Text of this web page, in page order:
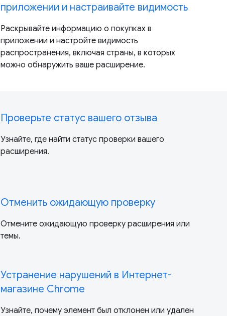
приложении и настраивайте видимость
Раскрывайте информацию о покупках в
приложении и настройте видимость
распространения, включая страны, в которых
можно обнаружить ваше расширение.
Проверьте статус вашего отзыва
Узнайте, где найти статус проверки вашего
расширения.
Отменить ожидающую проверку
Отмените ожидающую проверку расширения или
темы.
Устранение нарушений в Интернет-
магазине Chrome
Узнайте, почему элемент был отклонен или удален